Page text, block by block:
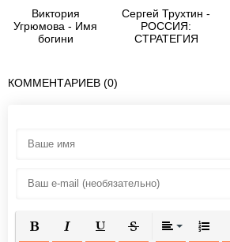
Виктория
Угрюмова - Имя
богини
Сергей Трухтин -
РОССИЯ:
СТРАТЕГИЯ
КОММЕНТАРИЕВ (0)